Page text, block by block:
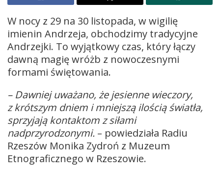
W nocy z 29 na 30 listopada, w wigilię
imienin Andrzeja, obchodzimy tradycyjne
Andrzejki. To wyjątkowy czas, który łączy
dawną magię wróżb z nowoczesnymi
formami świętowania.
– Dawniej uważano, że jesienne wieczory,
z krótszym dniem i mniejszą ilością światła,
sprzyjają kontaktom z siłami
nadprzyrodzonymi. – powiedziała Radiu
Rzeszów Monika Zydroń z Muzeum
Etnograficznego w Rzeszowie.